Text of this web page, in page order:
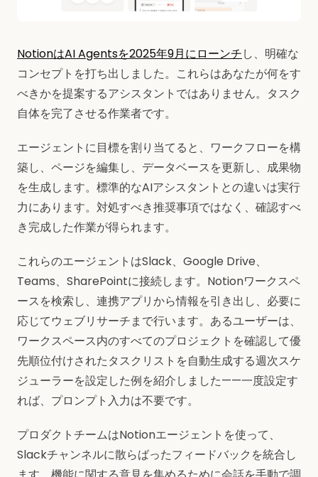
NotionはAI Agentsを2025年9月にローンチし、明確な
コンセプトを打ち出しました。これらはあなたが何をす
べきかを提案するアシスタントではありません。タスク
自体を完了させる作業者です。
エージェントに目標を割り当てると、ワークフローを構
築し、ページを編集し、データベースを更新し、成果物
を生成します。標準的なAIアシスタントとの違いは実行
力にあります。対処すべき推奨事項ではなく、確認すべ
き完成した作業が得られます。
これらのエージェントはSlack、Google Drive、
Teams、SharePointに接続します。Notionワークスペ
ースを検索し、連携アプリから情報を引き出し、必要に
応じてウェブリサーチまで行います。あるユーザーは、
ワークスペース内のすべてのプロジェクトを確認して優
先順位付けされたタスクリストを自動生成する週次スケ
ジューラーを設定した例を紹介しました——一度設定す
れば、プロンプト入力は不要です。
プロダクトチームはNotionエージェントを使って、
Slackチャンネルに散らばったフィードバックを統合し